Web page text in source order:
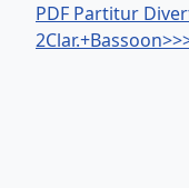
PDF Partitur